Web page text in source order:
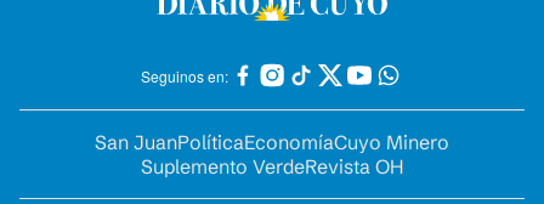
Seguinos en:
San JuanPolíticaEconomíaCuyo Minero
Suplemento VerdeRevista OH